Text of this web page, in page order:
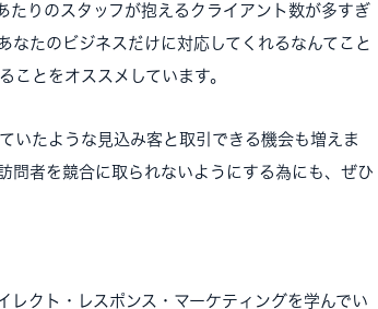
りのスタッフが抱えるクライアント数が多すぎ
なたのビジネスだけに対応してくれるなんてこと
ことをオススメしています。
いたような見込み客と取引できる機会も増えま
問者を競合に取られないようにする為にも、ぜひ
レクト・レスポンス・マーケティングを学んでい